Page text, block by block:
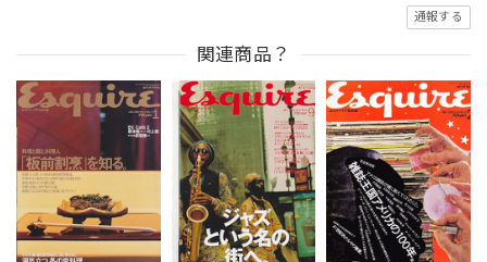
通報する
関連商品？